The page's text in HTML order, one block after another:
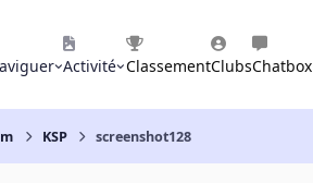
Activité ClassementClubsChatbox
KSP screenshot128